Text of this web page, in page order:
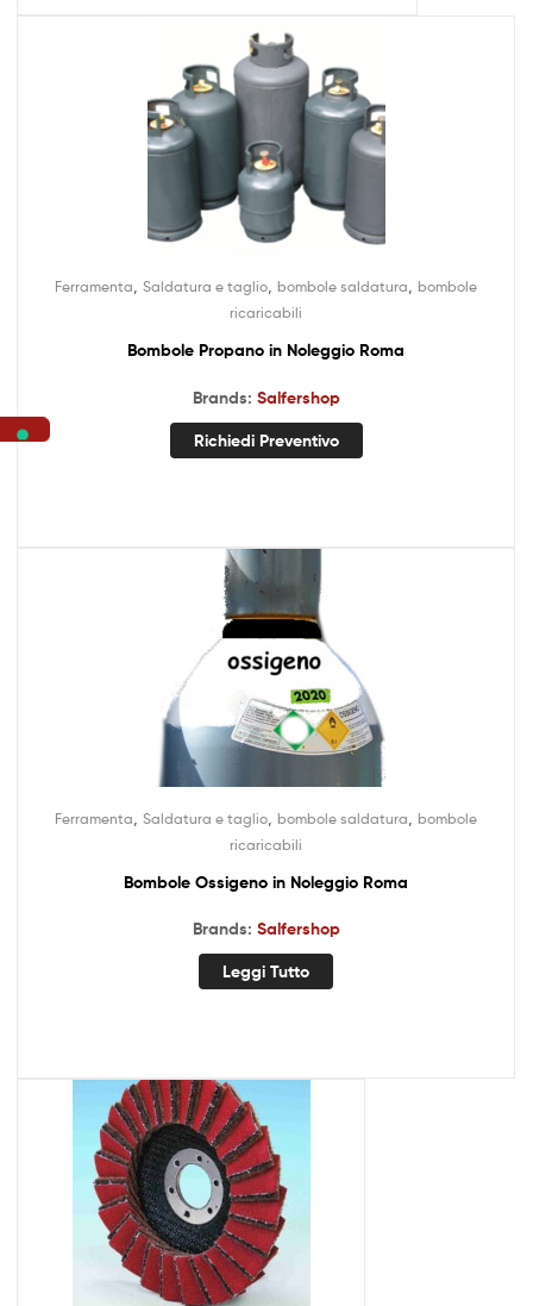
Ferramenta Saldatura e taglio bombole saldatura bombole
ricaricabili
Bombole Propano in Noleggio Roma
Brands: Salfershop
Richiedi Preventivo
Ferramenta Saldatura e taglio bombole saldatura bombole
ricaricabili
Bombole Ossigeno in Noleggio Roma
Brands: Salfershop
Leggi Tutto